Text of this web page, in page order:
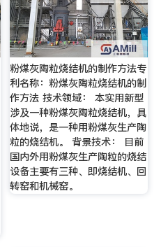
粉煤灰陶粒烧结机的制作方法专
利名称：粉煤灰陶粒烧结机的制
作方法 技术领域： 本实用新型
涉及一种粉煤灰陶粒烧结机，具
体地说，是一种用粉煤灰生产陶
粒的烧结机。 背景技术： 目前
国内外用粉煤灰生产陶粒的烧结
设备主要有三种、即烧结机、回
转窑和机械窑。